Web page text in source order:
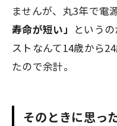
ませんが、丸3年で電
寿命が短い」 という
ストなんて14歳から
たので余計。
そのときに思っ